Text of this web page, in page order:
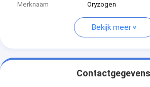
Merknaam
Oryzogen
Bekijk meer
Contactgegevens